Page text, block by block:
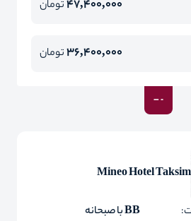
47,400,000تومان
36,400,000تومان
Mineo Hotel Taksim
BB با صبحانه